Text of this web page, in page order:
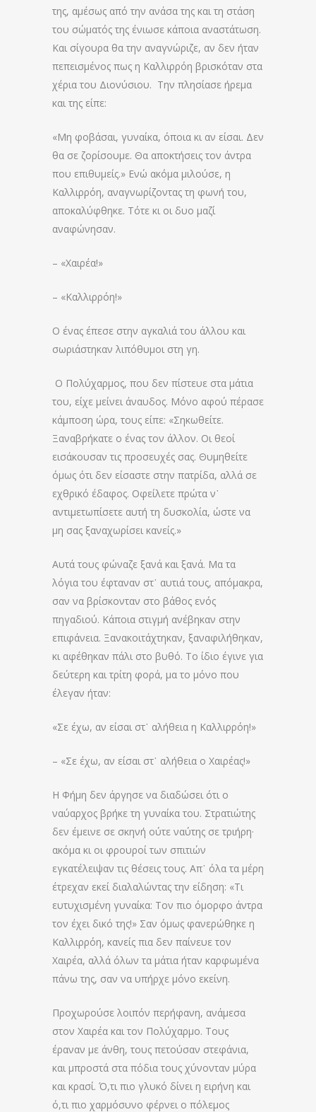
της, αμέσως από την ανάσα της και τη στάση
του σώματός της ένιωσε κάποια αναστάτωση.
Και σίγουρα θα την αναγνώριζε, αν δεν ήταν
πεπεισμένος πως η Καλλιρρόη βρισκόταν στα
χέρια του Διονύσιου. Την πλησίασε ήρεμα
και της είπε:
«Μη φοβάσαι, γυναίκα, όποια κι αν είσαι. Δεν
θα σε ζορίσουμε. Θα αποκτήσεις τον άντρα
που επιθυμείς.» Ενώ ακόμα μιλούσε, η
Καλλιρρόη, αναγνωρίζοντας τη φωνή του,
αποκαλύφθηκε. Τότε κι οι δυο μαζί
αναφώνησαν.
– «Χαιρέα!»
– «Καλλιρρόη!»
Ο ένας έπεσε στην αγκαλιά του άλλου και
σωριάστηκαν λιπόθυμοι στη γη.
Ο Πολύχαρμος, που δεν πίστευε στα μάτια
του, είχε μείνει άναυδος. Μόνο αφού πέρασε
κάμποση ώρα, τους είπε: «Σηκωθείτε.
Ξαναβρήκατε ο ένας τον άλλον. Οι θεοί
εισάκουσαν τις προσευχές σας. Θυμηθείτε
όμως ότι δεν είσαστε στην πατρίδα, αλλά σε
εχθρικό έδαφος. Οφείλετε πρώτα ν᾽
αντιμετωπίσετε αυτή τη δυσκολία, ώστε να
μη σας ξαναχωρίσει κανείς.»
Αυτά τους φώναζε ξανά και ξανά. Μα τα
λόγια του έφταναν στ᾽ αυτιά τους, απόμακρα,
σαν να βρίσκονταν στο βάθος ενός
πηγαδιού. Κάποια στιγμή ανέβηκαν στην
επιφάνεια. Ξανακοιτάχτηκαν, ξαναφιλήθηκαν,
κι αφέθηκαν πάλι στο βυθό. Το ίδιο έγινε για
δεύτερη και τρίτη φορά, μα το μόνο που
έλεγαν ήταν:
«Σε έχω, αν είσαι στ᾽ αλήθεια η Καλλιρρόη!»
– «Σε έχω, αν είσαι στ᾽ αλήθεια ο Χαιρέας!»
Η Φήμη δεν άργησε να διαδώσει ότι ο
ναύαρχος βρήκε τη γυναίκα του. Στρατιώτης
δεν έμεινε σε σκηνή ούτε ναύτης σε τριήρη·
ακόμα κι οι φρουροί των σπιτιών
εγκατέλειψαν τις θέσεις τους. Απ᾽ όλα τα μέρη
έτρεχαν εκεί διαλαλώντας την είδηση: «Τι
ευτυχισμένη γυναίκα: Τον πιο όμορφο άντρα
τον έχει δικό της!» Σαν όμως φανερώθηκε η
Καλλιρρόη, κανείς πια δεν παίνευε τον
Χαιρέα, αλλά όλων τα μάτια ήταν καρφωμένα
πάνω της, σαν να υπήρχε μόνο εκείνη.
Προχωρούσε λοιπόν περήφανη, ανάμεσα
στον Χαιρέα και τον Πολύχαρμο. Τους
έραναν με άνθη, τους πετούσαν στεφάνια,
και μπροστά στα πόδια τους χύνονταν μύρα
και κρασί. Ό,τι πιο γλυκό δίνει η ειρήνη και
ό,τι πιο χαρμόσυνο φέρνει ο πόλεμος